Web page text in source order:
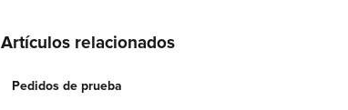
Artículos relacionados
Pedidos de prueba